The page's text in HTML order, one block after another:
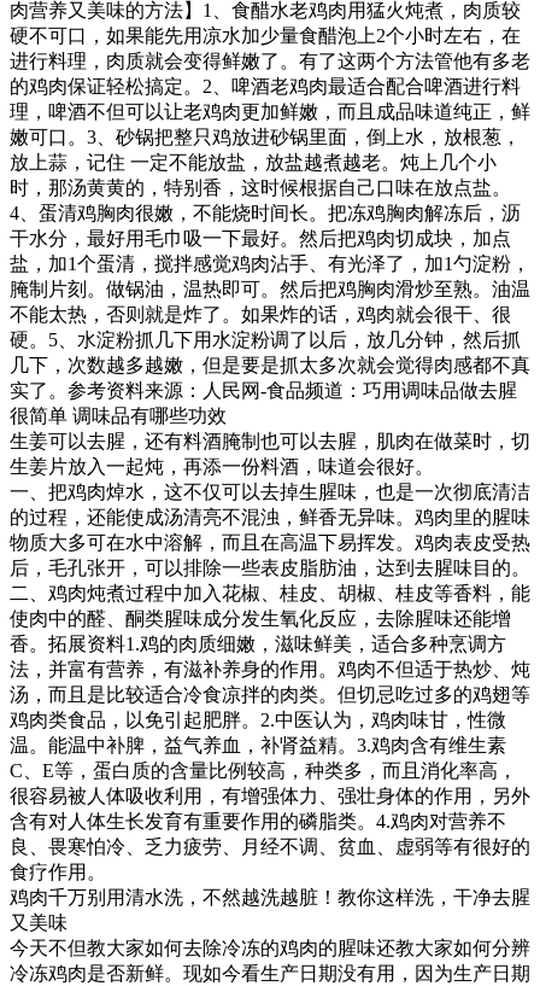
肉营养又美味的方法】1、食醋水老鸡肉用猛火炖煮，肉质较
硬不可口，如果能先用凉水加少量食醋泡上2个小时左右，在
进行料理，肉质就会变得鲜嫩了。有了这两个方法管他有多老
的鸡肉保证轻松搞定。2、啤酒老鸡肉最适合配合啤酒进行料
理，啤酒不但可以让老鸡肉更加鲜嫩，而且成品味道纯正，鲜
嫩可口。3、砂锅把整只鸡放进砂锅里面，倒上水，放根葱，
放上蒜，记住 一定不能放盐，放盐越煮越老。炖上几个小
时，那汤黄黄的，特别香，这时候根据自己口味在放点盐。
4、蛋清鸡胸肉很嫩，不能烧时间长。把冻鸡胸肉解冻后，沥
干水分，最好用毛巾吸一下最好。然后把鸡肉切成块，加点
盐，加1个蛋清，搅拌感觉鸡肉沾手、有光泽了，加1勺淀粉，
腌制片刻。做锅油，温热即可。然后把鸡胸肉滑炒至熟。油温
不能太热，否则就是炸了。如果炸的话，鸡肉就会很干、很
硬。5、水淀粉抓几下用水淀粉调了以后，放几分钟，然后抓
几下，次数越多越嫩，但是要是抓太多次就会觉得肉感都不真
实了。参考资料来源：人民网-食品频道：巧用调味品做去腥
很简单 调味品有哪些功效
生姜可以去腥，还有料酒腌制也可以去腥，肌肉在做菜时，切
生姜片放入一起炖，再添一份料酒，味道会很好。
一、把鸡肉焯水，这不仅可以去掉生腥味，也是一次彻底清洁
的过程，还能使成汤清亮不混浊，鲜香无异味。鸡肉里的腥味
物质大多可在水中溶解，而且在高温下易挥发。鸡肉表皮受热
后，毛孔张开，可以排除一些表皮脂肪油，达到去腥味目的。
二、鸡肉炖煮过程中加入花椒、桂皮、胡椒、桂皮等香料，能
使肉中的醛、酮类腥味成分发生氧化反应，去除腥味还能增
香。拓展资料1.鸡的肉质细嫩，滋味鲜美，适合多种烹调方
法，并富有营养，有滋补养身的作用。鸡肉不但适于热炒、炖
汤，而且是比较适合冷食凉拌的肉类。但切忌吃过多的鸡翅等
鸡肉类食品，以免引起肥胖。2.中医认为，鸡肉味甘，性微
温。能温中补脾，益气养血，补肾益精。3.鸡肉含有维生素
C、E等，蛋白质的含量比例较高，种类多，而且消化率高，
很容易被人体吸收利用，有增强体力、强壮身体的作用，另外
含有对人体生长发育有重要作用的磷脂类。4.鸡肉对营养不
良、畏寒怕冷、乏力疲劳、月经不调、贫血、虚弱等有很好的
食疗作用。
鸡肉千万别用清水洗，不然越洗越脏！教你这样洗，干净去腥
又美味
今天不但教大家如何去除冷冻的鸡肉的腥味还教大家如何分辨
冷冻鸡肉是否新鲜。现如今看生产日期没有用，因为生产日期